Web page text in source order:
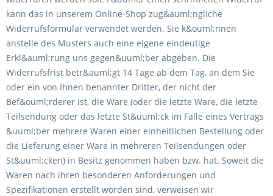
kann das in unserem Online-Shop zug&auml;ngliche
Widerrufsformular verwendet werden. Sie k&ouml;nnen
anstelle des Musters auch eine eigene eindeutige
Erkl&auml;rung uns gegen&uuml;ber abgeben. Die
Widerrufsfrist betr&auml;gt 14 Tage ab dem Tag, an dem Sie
oder ein von Ihnen benannter Dritter, der nicht der
Bef&ouml;rderer ist, die Ware (oder die letzte Ware, die letzte
Teilsendung oder das letzte St&uuml;ck im Falle eines Vertrags
&uuml;ber mehrere Waren einer einheitlichen Bestellung oder
die Lieferung einer Ware in mehreren Teilsendungen oder
St&uuml;cken) in Besitz genommen haben bzw. hat. Soweit die
Waren nach ihren besonderen Anforderungen und
Spezifikationen erstellt worden sind, verweisen wir